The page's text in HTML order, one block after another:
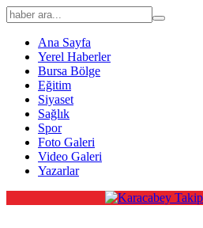
Ana Sayfa
Yerel Haberler
Bursa Bölge
Eğitim
Siyaset
Sağlık
Spor
Foto Galeri
Video Galeri
Yazarlar